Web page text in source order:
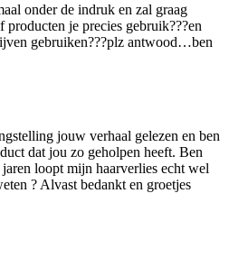
onder de indruk en zal graag
je precies gebruik???en
gebruiken???plz antwood…ben
jouw verhaal gelezen en ben
dat jou zo geholpen heeft. Ben
loopt mijn haarverlies echt wel
? Alvast bedankt en groetjes